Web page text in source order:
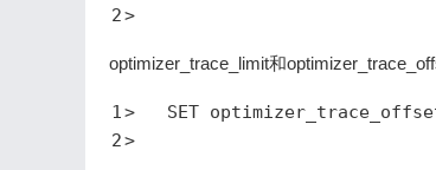
2>
optimizer_trace_limit和
1
2
>   SET
>